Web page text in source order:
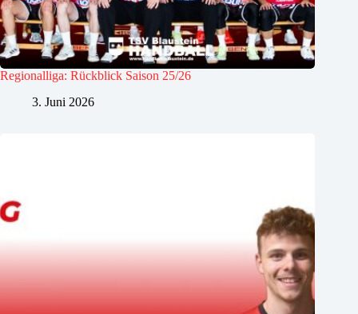
Regionalliga: Rückblick Saison 25/26
3. Juni 2026